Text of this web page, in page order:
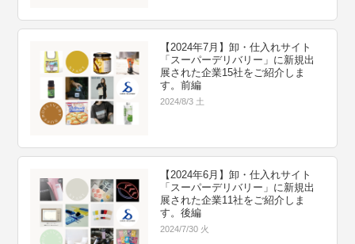
【2024年7月】卸・仕入れサイト
「スーパーデリバリー」に新規出
展された企業15社をご紹介しま
す。前編
2024/8/3 土
【2024年6月】卸・仕入れサイト
「スーパーデリバリー」に新規出
展された企業11社をご紹介しま
す。後編
2024/7/30 火